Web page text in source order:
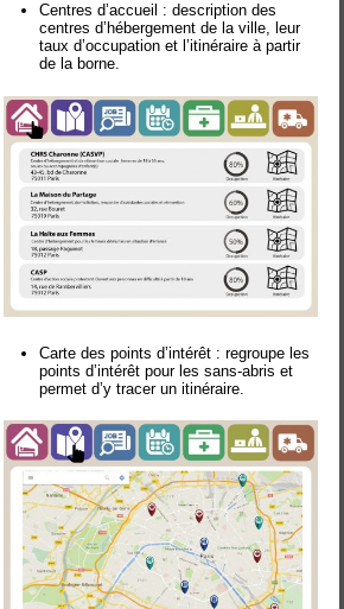
Centres d’accueil : description des
centres d’hébergement de la ville, leur
taux d’occupation et l’itinéraire à partir
de la borne.
Carte des points d’intérêt : regroupe les
points d’intérêt pour les sans-abris et
permet d’y tracer un itinéraire.